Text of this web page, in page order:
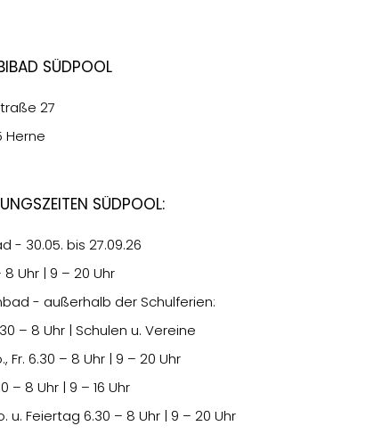
Südpool
27
Herne
Südpool:
- 30.05. bis 27.09.26
8 Uhr | 9 – 20 Uhr
- außerhalb der Schulferien:
– 8 Uhr | Schulen u. Vereine
Fr. 6.30 – 8 Uhr | 9 – 20 Uhr
– 8 Uhr | 9 – 16 Uhr
u. Feiertag 6.30 – 8 Uhr | 9 – 20 Uhr